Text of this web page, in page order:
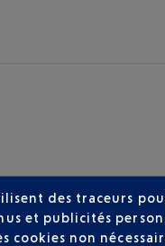
des traceurs
et publicités
non